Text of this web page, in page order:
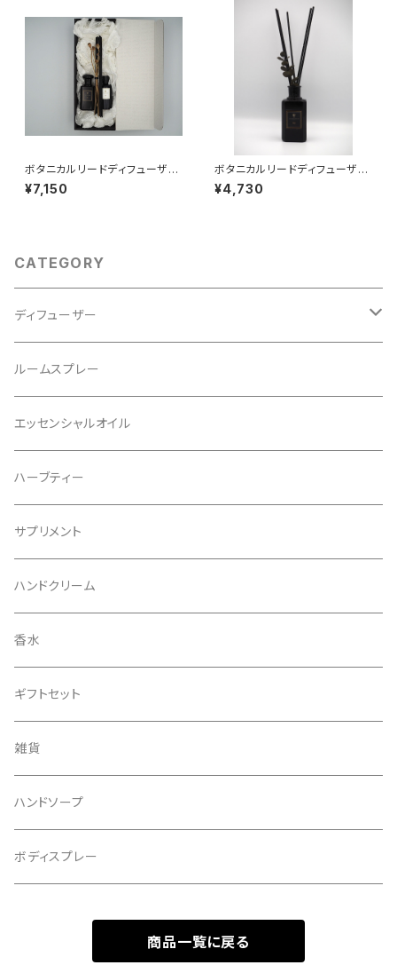
ボタニカルリードディフューザー
ギフトセット
¥7,150
ボタニカルリードディフューザー
02
¥4,730
CATEGORY
ディフューザー
レフィル
リフィル
ルームスプレー
エッセンシャルオイル
ハーブティー
サプリメント
ハンドクリーム
香水
ギフトセット
雑貨
ハンドソープ
ボディスプレー
商品一覧に戻る